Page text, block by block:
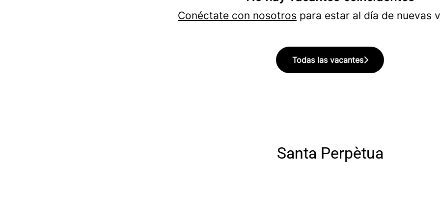
Conéctate con nosotros para estar al día de nuevas
Todas las vacantes
Santa Perpètua